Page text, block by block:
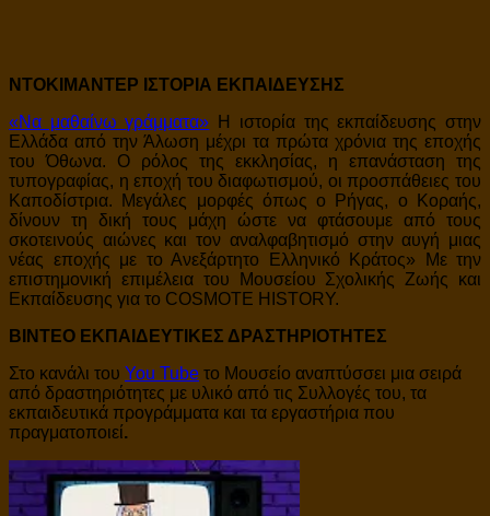
ΝΤΟΚΙΜΑΝΤΕΡ ΙΣΤΟΡΙΑ ΕΚΠΑΙΔΕΥΣΗΣ
«Να μαθαίνω γράμματα» Η ιστορία της εκπαίδευσης στην
Ελλάδα από την Άλωση μέχρι τα πρώτα χρόνια της εποχής
του Όθωνα. Ο ρόλος της εκκλησίας, η επανάσταση της
τυπογραφίας, η εποχή του διαφωτισμού, οι προσπάθειες του
Καποδίστρια. Μεγάλες μορφές όπως ο Ρήγας, ο Κοραής,
δίνουν τη δική τους μάχη ώστε να φτάσουμε από τους
σκοτεινούς αιώνες και τον αναλφαβητισμό στην αυγή μιας
νέας εποχής με το Ανεξάρτητο Ελληνικό Κράτος» Με την
επιστημονική επιμέλεια του Μουσείου Σχολικής Ζωής και
Εκπαίδευσης για το COSMOTE HISTORY.
ΒΙΝΤΕΟ ΕΚΠΑΙΔΕΥΤΙΚΕΣ ΔΡΑΣΤΗΡΙΟΤΗΤΕΣ
Στο κανάλι του You Tube το Μουσείο αναπτύσσει μια σειρά
από δραστηριότητες με υλικό από τις Συλλογές του, τα
εκπαιδευτικά προγράμματα και τα εργαστήρια που
πραγματοποιεί.